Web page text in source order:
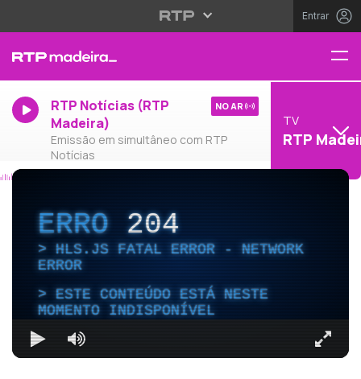
Entrar
RTP Notícias (RTP
Madeira)
Emissão em simultâneo com RTP
Notícias
NO AR
TV
RTP
ERRO204
HLS.JS FATAL ERROR - NETWORK
ERROR
ESTE CONTEÚDO ESTÁ NESTE
MOMENTO INDISPONÍVEL